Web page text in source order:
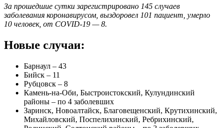
За прошедшие сутки зарегистрировано 145 случаев
заболевания коронавирусом, выздоровел 101 пациент, умерло
10 человек, от COVID-19 — 8.
Новые случаи:
Барнаул – 43
Бийск – 11
Рубцовск – 8
Камень-на-Оби, Быстроистокский, Кулундинский
районы – по 4 заболевших
Заринск, Новоалтайск, Благовещенский, Крутихинский,
Михайловский, Поспелихинский, Ребрихинский,